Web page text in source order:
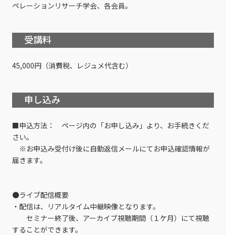
ペレーションリサーチ学会、各会員。
受講料
45,000円（消費税、レジュメ代含む）
申し込み
■申込方法： ページ内の「お申し込み」より、お手続きくだ
さい。
※お申込み受付け後に自動返信メールにてお申込確認情報が
届きます。
●ライブ配信概要
・配信は、リアルタイム中継映像となります。
セミナー終了後、アーカイブ視聴期間（１ケ月）にて視聴
することができます。